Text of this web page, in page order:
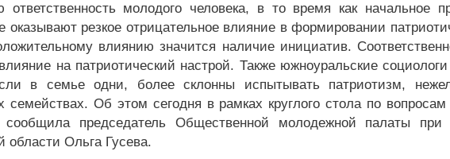
ответственность молодого человека, в то время как начальное
оказывают резкое отрицательное влияние в формировании
влиянию значится наличие инициатив.
на патриотический настрой. Также южноуральские
в семье одни, более склонны испытывать патриотизм,
семействах. Об этом сегодня в рамках круглого стола по вопросам
сообщила председатель Общественной молодежной палаты при
области Ольга Гусева.